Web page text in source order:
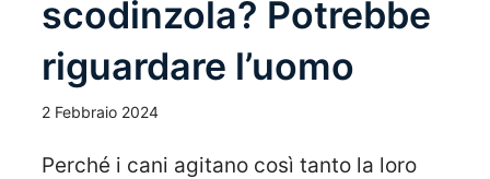
scodinzola? Potrebbe
riguardare l’uomo
2 Febbraio 2024
Perché i cani agitano così tanto la loro